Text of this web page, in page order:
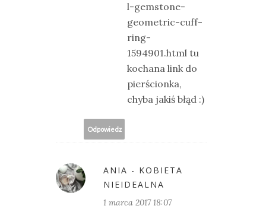
l-gemstone-
geometric-cuff-
ring-
1594901.html tu
kochana link do
pierścionka,
chyba jakiś błąd :)
Odpowiedz
ANIA - KOBIETA
NIEIDEALNA
1 marca 2017 18:07